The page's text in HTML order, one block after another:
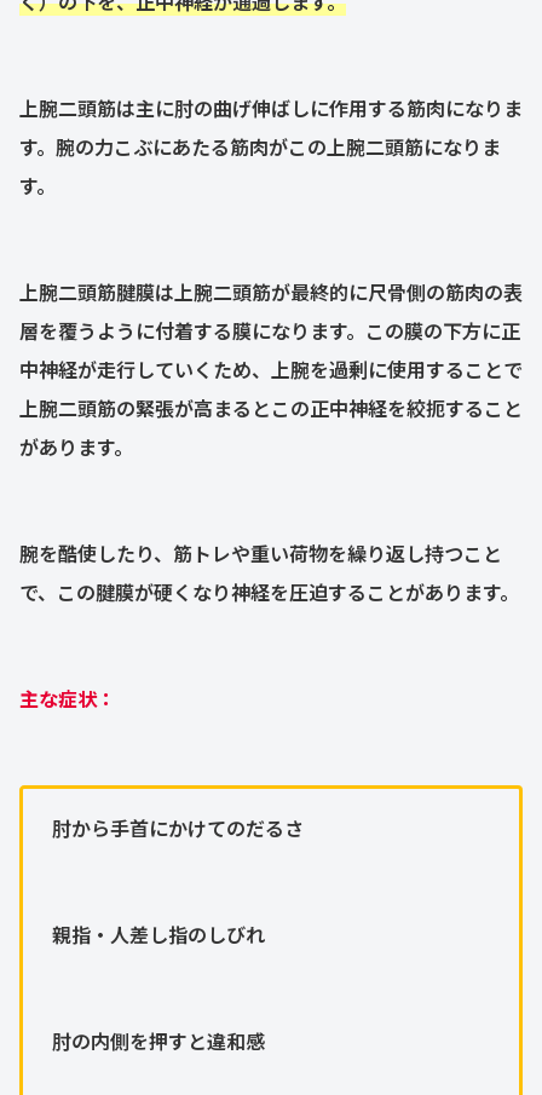
上腕二頭筋は主に肘の曲げ伸ばしに作用する筋肉になりま
す。腕の力こぶにあたる筋肉がこの上腕二頭筋になりま
す。
上腕二頭筋腱膜は上腕二頭筋が最終的に尺骨側の筋肉の表
層を覆うように付着する膜になります。この膜の下方に正
中神経が走行していくため、上腕を過剰に使用することで
上腕二頭筋の緊張が高まるとこの正中神経を絞扼すること
があります。
腕を酷使したり、筋トレや重い荷物を繰り返し持つこと
で、この腱膜が硬くなり神経を圧迫することがあります。
主な症状：
肘から手首にかけてのだるさ
親指・人差し指のしびれ
肘の内側を押すと違和感